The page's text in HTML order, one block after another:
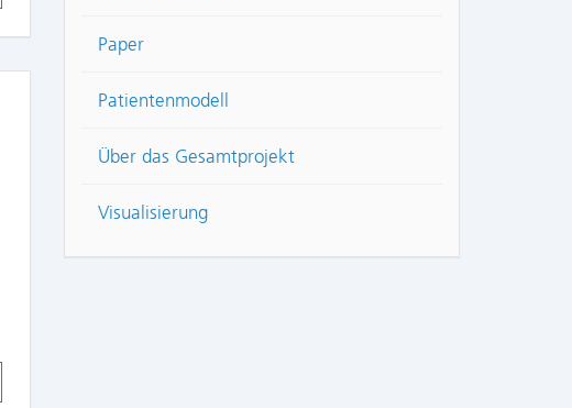
Paper
Patientenmodell
Über das Gesamtprojekt
Visualisierung